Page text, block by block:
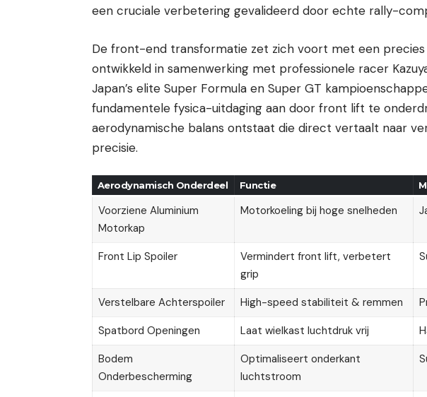
een cruciale verbetering gevalideerd door echte rally-
De front-end transformatie zet zich voort met een
ontwikkeld in samenwerking met professionele racer
Japan’s elite Super Formula en Super GT
fundamentele fysica-uitdaging aan door front lift te
aerodynamische balans ontstaat die direct vertaalt naar
precisie.
Aerodynamisch Onderdeel Functie
Voorziene Aluminium
Motorkap
Motorkoeling bij hoge snelheden
Front Lip Spoiler
Vermindert front lift, verbetert
grip
Verstelbare Achterspoiler High-speed stabiliteit & remmen
Spatbord Openingen
Laat wielkast luchtdruk vrij
Bodem
Onderbescherming
Optimaliseert onderkant
luchtstroom